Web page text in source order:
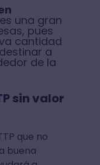
una gran
pues
cantidad
a
de la
sin valor
que no
buena